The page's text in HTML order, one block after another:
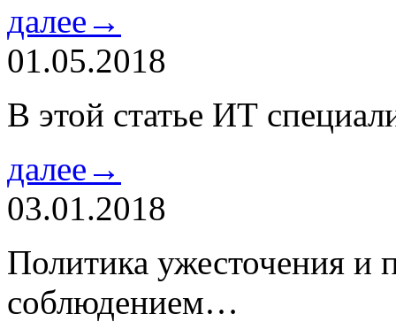
далее→
01.05.2018
В этой статье ИТ
далее→
03.01.2018
Политика ужесточения и
соблюдением…